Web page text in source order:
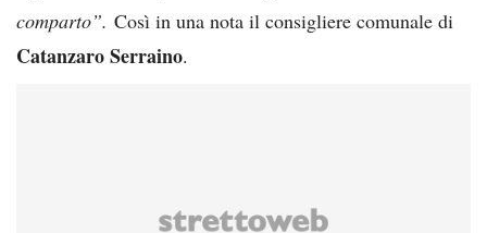
comparto”. Così in una nota il consigliere comunale di
Catanzaro Serraino.